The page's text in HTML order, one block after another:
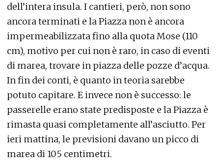
dell’intera insula. I cantieri, però, non sono
ancora terminati e la Piazza non è ancora
impermeabilizzata fino alla quota Mose (110
cm), motivo per cui non è raro, in caso di eventi
di marea, trovare in piazza delle pozze d’acqua.
In fin dei conti, è quanto in teoria sarebbe
potuto capitare. E invece non è successo: le
passerelle erano state predisposte e la Piazza è
rimasta quasi completamente all’asciutto. Per
ieri mattina, le previsioni davano un picco di
marea di 105 centimetri.